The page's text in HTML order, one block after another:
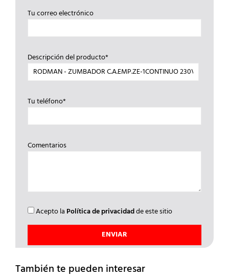
Tu correo electrónico
Descripción del producto*
Tu teléfono*
Comentarios
Acepto la Política de privacidadde este sitio
También te pueden interesar